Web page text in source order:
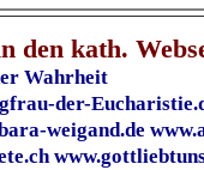
den kath.
Wahrheit
der-
weigand.de